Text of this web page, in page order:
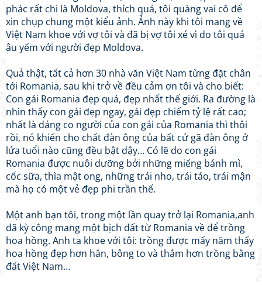
phác rất chi là Moldova, thích quá, tôi quàng vai cô để
xin chụp chung một kiểu ảnh. Ảnh này khi tôi mang về
Việt Nam khoe với vợ tôi và đã bị vợ tôi xé vì do tôi quá
âu yếm với người đẹp Moldova.
Quả thật, tất cả hơn 30 nhà văn Việt Nam từng đặt chân
tới Romania, sau khi trở về đều cảm ơn tôi và cho biết:
Con gái Romania đẹp quá, đẹp nhất thế giới. Ra đường là
nhìn thấy con gái đẹp ngay, gái đẹp chiếm tỷ lệ rất cao;
nhất là dáng co người của con gái của Romania thì thôi
rồi, nó khiến cho chất đàn ông của bất cứ gã đàn ông ở
lứa tuổi nào cũng đều bật dậy… Có lẽ do con gái
Romania được nuôi dưỡng bởi những miếng bánh mì,
cốc sữa, thìa mật ong, những trái nho, trái táo, trái mận
mà họ có một vẻ đẹp phi trần thế.
Một anh bạn tôi, trong một lần quay trở lại Romania,anh
đã kỳ công mang một bịch đất từ Romania về để trồng
hoa hồng. Anh ta khoe với tôi: trồng được mấy năm thấy
hoa hồng đẹp hơn hẳn, bông to và thắm hơn trồng bằng
đất Việt Nam…